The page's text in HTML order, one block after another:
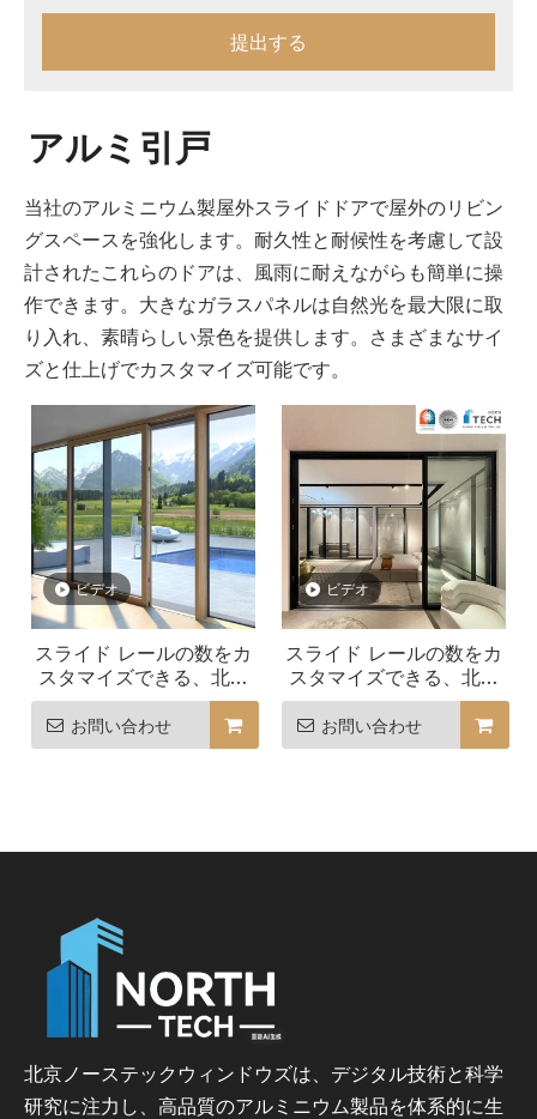
提出する
アルミ引戸
当社のアルミニウム製屋外スライドドアで屋外のリビン
グスペースを強化します。耐久性と耐候性を考慮して設
計されたこれらのドアは、風雨に耐えながらも簡単に操
作できます。大きなガラスパネルは自然光を最大限に取
り入れ、素晴らしい景色を提供します。さまざまなサイ
ズと仕上げでカスタマイズ可能です。
ビデオ
スライド レールの数をカ
スタマイズできる、北米
でベストセラーのアルミ
ニウム製マルチトラック
スライド ドア
お問い合わせ
ビデオ
スライド レールの数をカ
スタマイズできる、北米
でベストセラーのマルチ
トラック スライド ドア
お問い合わせ
北京ノーステックウィンドウズは、デジタル技術と科学
研究に注力し、高品質のアルミニウム製品を体系的に生